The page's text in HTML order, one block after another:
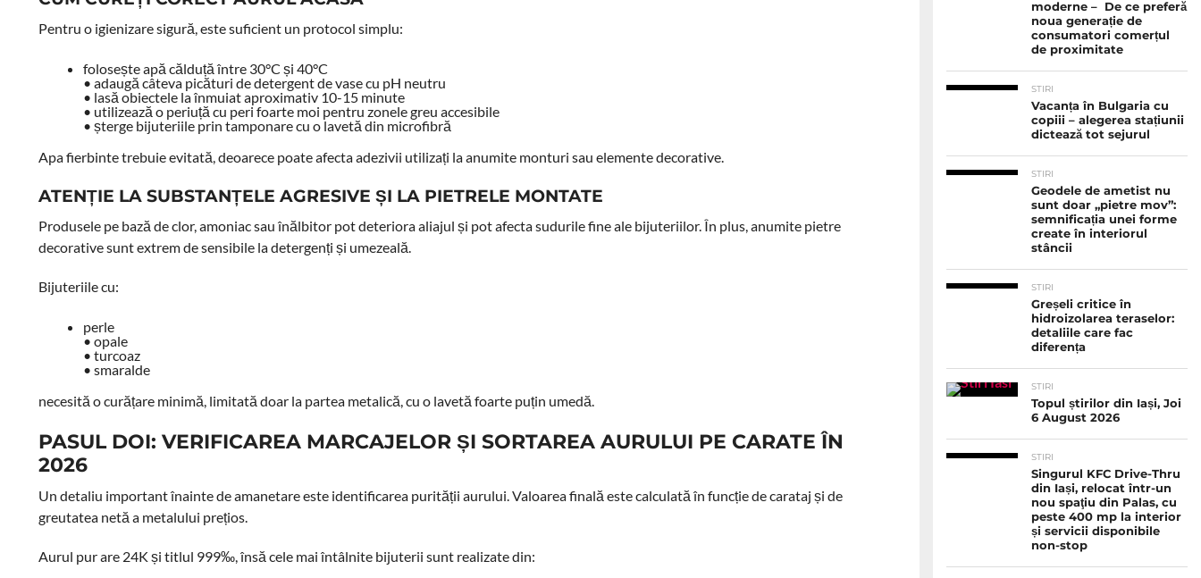
Pentru o igienizare sigură, este suficient un protocol simplu:
folosește apă călduță între 30°C și 40°C
• adaugă câteva picături de detergent de vase cu pH neutru
• lasă obiectele la înmuiat aproximativ 10-15 minute
• utilizează o periuță cu peri foarte moi pentru zonele greu accesibile
• șterge bijuteriile prin tamponare cu o lavetă din microfibră
Apa fierbinte trebuie evitată, deoarece poate afecta adezivii utilizați la anumite monturi sau elemente decorative.
ATENȚIE LA SUBSTANȚELE AGRESIVE ȘI LA PIETRELE MONTATE
Produsele pe bază de clor, amoniac sau înălbitor pot deteriora aliajul și pot afecta sudurile fine ale bijuteriilor. În plus, anumite pietre
decorative sunt extrem de sensibile la detergenți și umezeală.
Bijuteriile cu:
perle
• opale
• turcoaz
• smaralde
necesită o curățare minimă, limitată doar la partea metalică, cu o lavetă foarte puțin umedă.
PASUL DOI: VERIFICAREA MARCAJELOR ȘI SORTAREA AURULUI PE CARATE ÎN
2026
Un detaliu important înainte de amanetare este identificarea purității aurului. Valoarea finală este calculată în funcție de carataj și de
greutatea netă a metalului prețios.
Aurul pur are 24K și titlul 999‰, însă cele mai întâlnite bijuterii sunt realizate din:
moderne – De ce preferă
noua generație de
consumatori comerțul
de proximitate
STIRI
Vacanța în Bulgaria cu
copiii – alegerea stațiunii
dictează tot sejurul
STIRI
Geodele de ametist nu
sunt doar „pietre mov”:
semnificația unei forme
create în interiorul
stâncii
STIRI
Greșeli critice în
hidroizolarea teraselor:
detaliile care fac
diferența
STIRI
Topul știrilor din Iași, Joi
6 August 2026
STIRI
Singurul KFC Drive-Thru
din Iași, relocat într-un
nou spaţiu din Palas, cu
peste 400 mp la interior
și servicii disponibile
non-stop